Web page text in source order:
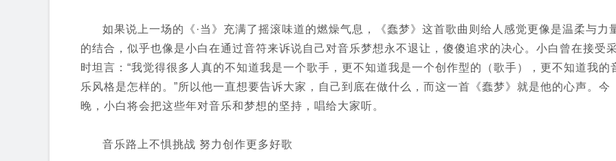
如果说上一场的《·当》充满了摇滚味道的燃燥气息，《蠢梦》这首歌曲则给人感觉更像是温柔与力
的结合，似乎也像是小白在通过音符来诉说自己对音乐梦想永不退让，傻傻追求的决心。小白曾在接受
时坦言：“我觉得很多人真的不知道我是一个歌手，更不知道我是一个创作型的（歌手），更不知道我的
乐风格是怎样的。”所以他一直想要告诉大家，自己到底在做什么，而这一首《蠢梦》就是他的心声。今
晚，小白将会把这些年对音乐和梦想的坚持，唱给大家听。
音乐路上不惧挑战 努力创作更多好歌